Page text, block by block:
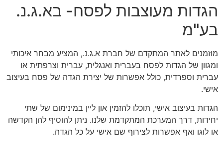
הגדות מעוצבות לפסח- בא.ג.נ.
בע"מ
מוזמנים לאתר המתקדם של חברת א.ג.נ., המציע מבחר איכותי
ומגוון של הגדות לפסח בעברית ואנגלית, עברית וצרפתית או
עברית וספרדית, כולל אפשרות של יצירת הגדה של פסח בעיצוב
אישי.
הגדות בעיצוב אישי, תוכלו להזמין און ליין במינימום של שתי
יחידות, דרך המערכת המתקדמת שלנו. ניתן להוסיף להן הקדשה
או לוגו ואף אפשרות לצירוף שם אישי על כל הגדה.